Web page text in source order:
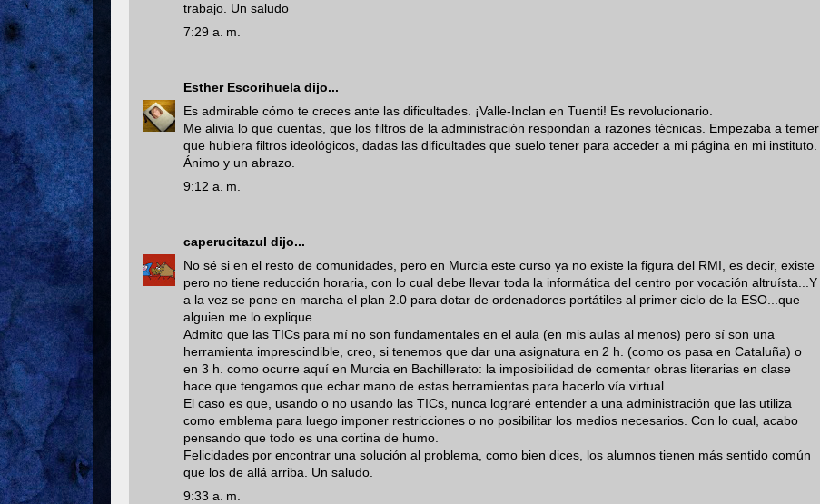
trabajo. Un saludo
7:29 a. m.
Esther Escorihuela dijo...
Es admirable cómo te creces ante las dificultades. ¡Valle-Inclan en Tuenti! Es revolucionario.
Me alivia lo que cuentas, que los filtros de la administración respondan a razones técnicas. Empezaba a temer
que hubiera filtros ideológicos, dadas las dificultades que suelo tener para acceder a mi página en mi instituto.
Ánimo y un abrazo.
9:12 a. m.
caperucitazul dijo...
No sé si en el resto de comunidades, pero en Murcia este curso ya no existe la figura del RMI, es decir, existe
pero no tiene reducción horaria, con lo cual debe llevar toda la informática del centro por vocación altruísta...Y
a la vez se pone en marcha el plan 2.0 para dotar de ordenadores portátiles al primer ciclo de la ESO...que
alguien me lo explique.
Admito que las TICs para mí no son fundamentales en el aula (en mis aulas al menos) pero sí son una
herramienta imprescindible, creo, si tenemos que dar una asignatura en 2 h. (como os pasa en Cataluña) o
en 3 h. como ocurre aquí en Murcia en Bachillerato: la imposibilidad de comentar obras literarias en clase
hace que tengamos que echar mano de estas herramientas para hacerlo vía virtual.
El caso es que, usando o no usando las TICs, nunca lograré entender a una administración que las utiliza
como emblema para luego imponer restricciones o no posibilitar los medios necesarios. Con lo cual, acabo
pensando que todo es una cortina de humo.
Felicidades por encontrar una solución al problema, como bien dices, los alumnos tienen más sentido común
que los de allá arriba. Un saludo.
9:33 a. m.